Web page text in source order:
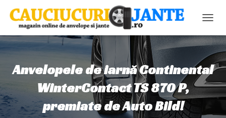
O
M
U
Ă
N
Anvelopele de iarnă Continental
WinterContact TS 870 P,
premiate de Auto Bild!